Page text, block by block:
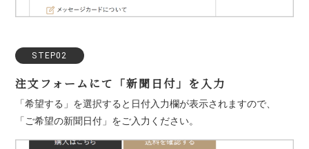
STEP02
注文フォームにて「新聞日付」を入力
「希望する」を選択すると日付入力欄が表示されますので、
「ご希望の新聞日付」をご入力ください。